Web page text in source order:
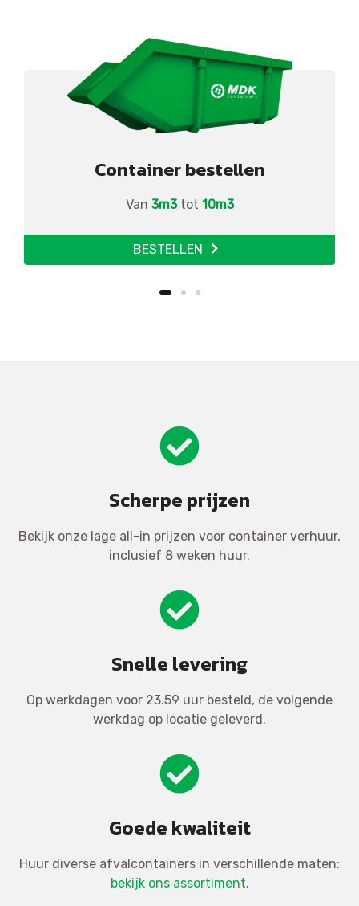
Container bestellen
Van 3m3 tot 10m3
BESTELLEN
Scherpe prijzen
Bekijk onze lage all-in prijzen voor container verhuur,
inclusief 8 weken huur.
Snelle levering
Op werkdagen voor 23.59 uur besteld, de volgende
werkdag op locatie geleverd.
Goede kwaliteit
Huur diverse afvalcontainers in verschillende maten:
bekijk ons assortiment.